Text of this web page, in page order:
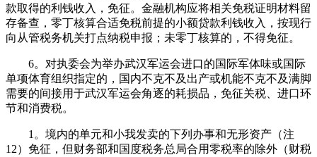
款取得的利钱收入，免征。金融机构应将相关免税证明材料留
存备查，零丁核算合适免税前提的小额贷款利钱收入，按现行
向从管税务机关打点纳税申报；未零丁核算的，不得免征。
6。对执委会为举办武汉军运会进口的国际军体味或国际
单项体育组织指定的，国内不克不及出产或机能不克不及满脚
需要的间接用于武汉军运会角逐的耗损品，免征关税、进口环
节和消费税。
1。境内的单元和小我发卖的下列办事和无形资产（注
12）免征，但财务部和国度税务总局合用零税率的除外（财税